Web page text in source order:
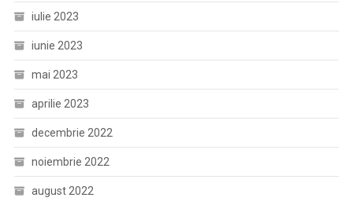
iulie 2023
iunie 2023
mai 2023
aprilie 2023
decembrie 2022
noiembrie 2022
august 2022